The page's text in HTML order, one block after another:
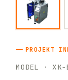
PROJEKT
MODEL · XK-